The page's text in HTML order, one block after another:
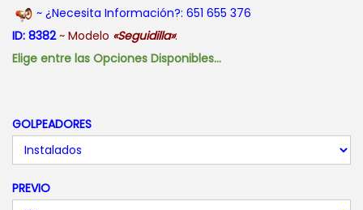
g
d
c
i
~ ¿Necesita Información?: 651 655 376
ID: 8382~ Modelo «Seguidilla»:
Elige entre las Opciones Disponibles…
GOLPEADORES
PREVIO